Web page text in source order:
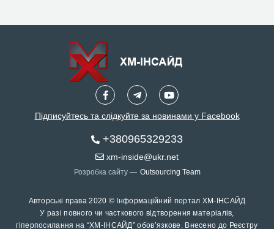
Підписуйтесь та слідкуйте за новинами у Facebook
+380965329233
xm-inside@ukr.net
Розробка сайту — Outsourcing Team
Авторські права 2020 © Інформаційний портал ХМ-ІНСАЙД
У разі повного чи часткового відтворення матеріалів,
гіперпосилання на “ХМ-ІНСАЙД” обов’язкове. Внесено до Реєстру